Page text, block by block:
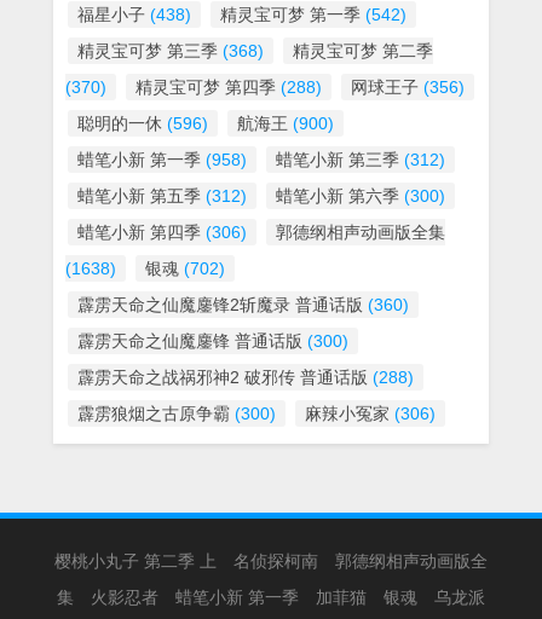
福星小子 (438) 精灵宝可梦 第一季 (542)
精灵宝可梦 第三季 (368)
精灵宝可梦 第二季
(370)
精灵宝可梦 第四季 (288) 网球王子 (356)
聪明的一休 (596) 航海王 (900)
蜡笔小新 第一季 (958) 蜡笔小新 第三季 (312)
蜡笔小新 第五季 (312) 蜡笔小新 第六季 (300)
蜡笔小新 第四季 (306)
郭德纲相声动画版全集
(1638)
银魂 (702)
霹雳天命之仙魔鏖锋2斩魔录 普通话版 (360)
霹雳天命之仙魔鏖锋 普通话版 (300)
霹雳天命之战祸邪神2 破邪传 普通话版 (288)
霹雳狼烟之古原争霸 (300) 麻辣小冤家 (306)
樱桃小丸子 第二季 上 名侦探柯南
郭德纲相声动画版全
集
火影忍者 蜡笔小新 第一季 加菲猫 银魂
乌龙派